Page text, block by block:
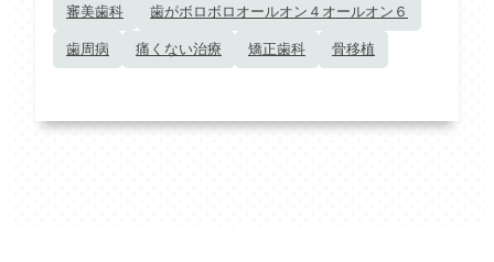
審美歯科 歯がボロボロオールオン４オールオン６
歯周病 痛くない治療 矯正歯科 骨移植